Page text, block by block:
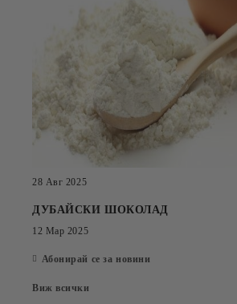
28 Авг 2025
ДУБАЙСКИ ШОКОЛАД
12 Мар 2025
Абонирай се за новини
Виж всички